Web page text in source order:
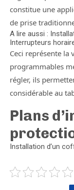
constitue une
de prise
A lire aussi :
Interrupteurs
Ceci représente
programmables
régler, ils
considérable au
Plans
Installation d’un